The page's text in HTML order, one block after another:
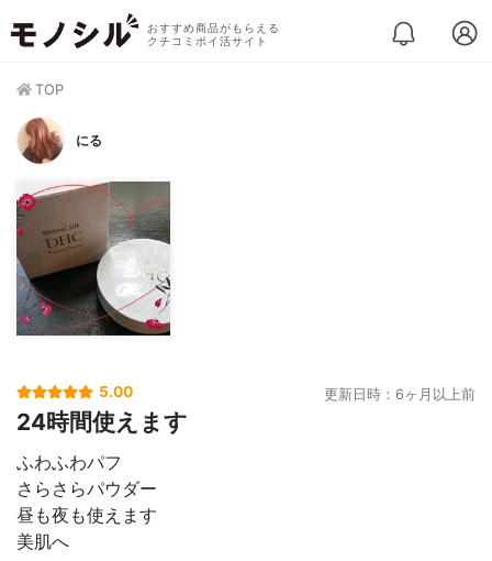
おすすめ商品がもらえる
クチコミポイ活サイト
TOP
にる
5.00 更新日時：6ヶ月以上前
24時間使えます
ふわふわパフ
さらさらパウダー
昼も夜も使えます
美肌へ